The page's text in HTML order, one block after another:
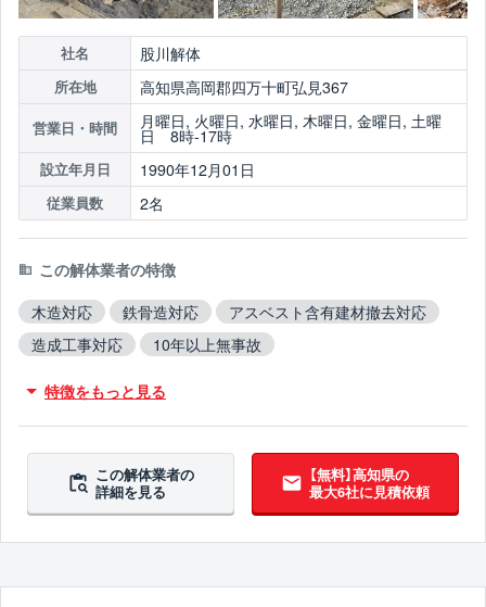
社名 股川解体
所在地 高知県高岡郡四万十町弘見367
営業日・時間 月曜日, 火曜日, 水曜日, 木曜日, 金曜日, 土曜
日 8時-17時
設立年月日 1990年12月01日
従業員数 2名
この解体業者の特徴
木造対応
鉄骨造対応
アスベスト含有建材撤去対応
造成工事対応
10年以上無事故
特徴をもっと見る
この解体業者の
詳細を見る
【無料】高知県の
最大6社に見積依頼